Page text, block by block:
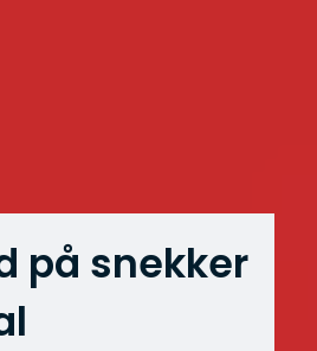
på snekker